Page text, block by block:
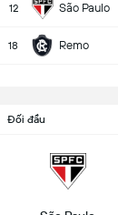
12 São Paulo
18 Remo
Đối đầu